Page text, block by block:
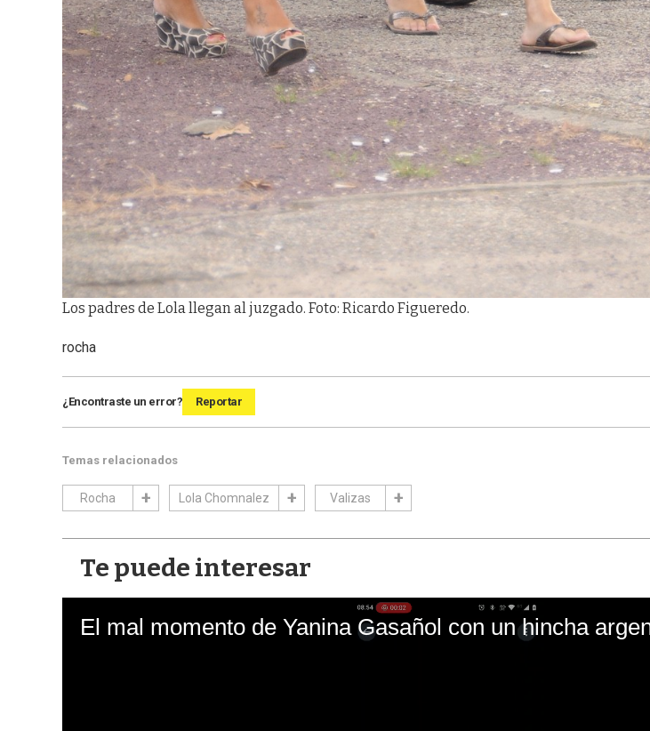
Los padres de Lola llegan al juzgado. Foto: Ricardo Figueredo.
rocha
¿Encontraste un error? Reportar
Temas relacionados
Rocha Lola Chomnalez Valizas
Te puede interesar